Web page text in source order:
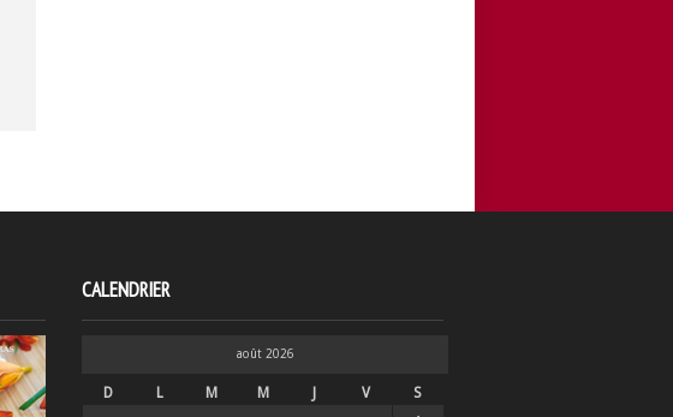
CALENDRIER
août 2026
D L M M V
S